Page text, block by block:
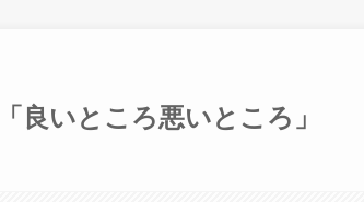
いところ悪いところ」